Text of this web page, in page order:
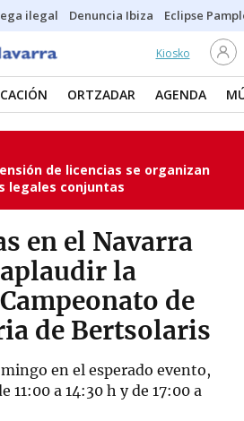
ilegal Denuncia Ibiza Eclipse
Kiosko
ORTZADAR AGENDA
de licencias se organizan
legales conjuntas
en el Navarra
la
de
de Bertsolaris
en el esperado evento,
11:00 a 14:30 h y de 17:00 a